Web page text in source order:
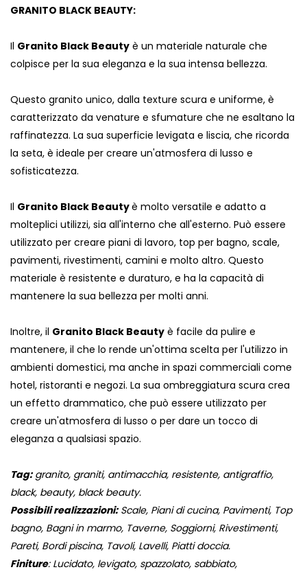
GRANITO BLACK BEAUTY:
Il Granito Black Beauty è un materiale naturale che
colpisce per la sua eleganza e la sua intensa bellezza.
Questo granito unico, dalla texture scura e uniforme, è
caratterizzato da venature e sfumature che ne esaltano la
raffinatezza. La sua superficie levigata e liscia, che ricorda
la seta, è ideale per creare un'atmosfera di lusso e
sofisticatezza.
Il Granito Black Beautyè molto versatile e adatto a
molteplici utilizzi, sia all'interno che all'esterno. Può essere
utilizzato per creare piani di lavoro, top per bagno, scale,
pavimenti, rivestimenti, camini e molto altro. Questo
materiale è resistente e duraturo, e ha la capacità di
mantenere la sua bellezza per molti anni.
Inoltre, il Granito Black Beauty è facile da pulire e
mantenere, il che lo rende un'ottima scelta per l'utilizzo in
ambienti domestici, ma anche in spazi commerciali come
hotel, ristoranti e negozi. La sua ombreggiatura scura crea
un effetto drammatico, che può essere utilizzato per
creare un'atmosfera di lusso o per dare un tocco di
eleganza a qualsiasi spazio.
Tag:granito, graniti, antimacchia, resistente, antigraffio,
black, beauty, black beauty.
Possibili realizzazioni:Scale, Piani di cucina, Pavimenti, Top
bagno, Bagni in marmo, Taverne, Soggiorni, Rivestimenti,
Pareti, Bordi piscina, Tavoli, Lavelli, Piatti doccia.
Finiture: Lucidato, levigato, spazzolato, sabbiato,